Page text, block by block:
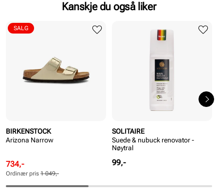
Kanskje du også liker
BIRKENSTOCK
Arizona Narrow
Rabattert
pris
Pris
734,-
Ordinær
pris
Pris
Ordinær pris 1 049,-
SALG
SOLITAIRE
Suede & nubuck renovator -
Nøytral
Pris
99,-